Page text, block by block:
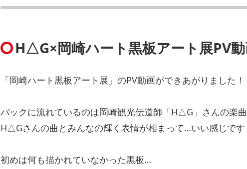
H△G×岡崎ハート黒板アート展PV
「岡崎ハート黒板アート展」のPV動画ができあがりました！
バックに流れているのは岡崎観光伝道師「H△G」さんの楽曲
H△Gさんの曲とみんなの輝く表情が相まって…いい感じです
初めは何も描かれていなかった黒板…